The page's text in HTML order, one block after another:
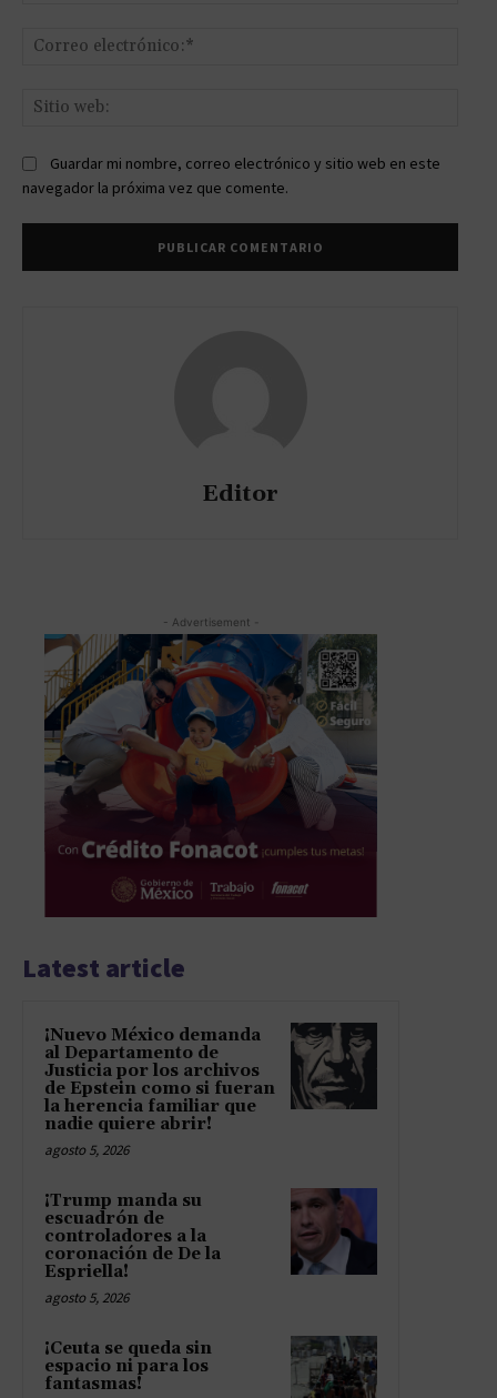
Guardar mi nombre, correo electrónico y sitio web en este
navegador la próxima vez que comente.
Editor
- Advertisement -
Latest article
¡Nuevo México demanda
al Departamento de
Justicia por los archivos
de Epstein como si fueran
la herencia familiar que
nadie quiere abrir!
agosto 5, 2026
¡Trump manda su
escuadrón de
controladores a la
coronación de De la
Espriella!
agosto 5, 2026
¡Ceuta se queda sin
espacio ni para los
fantasmas!